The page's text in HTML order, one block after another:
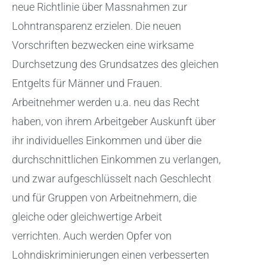
neue Richtlinie über Massnahmen zur
Lohntransparenz erzielen. Die neuen
Vorschriften bezwecken eine wirksame
Durchsetzung des Grundsatzes des gleichen
Entgelts für Männer und Frauen.
Arbeitnehmer werden u.a. neu das Recht
haben, von ihrem Arbeitgeber Auskunft über
ihr individuelles Einkommen und über die
durchschnittlichen Einkommen zu verlangen,
und zwar aufgeschlüsselt nach Geschlecht
und für Gruppen von Arbeitnehmern, die
gleiche oder gleichwertige Arbeit
verrichten. Auch werden Opfer von
Lohndiskriminierungen einen verbesserten